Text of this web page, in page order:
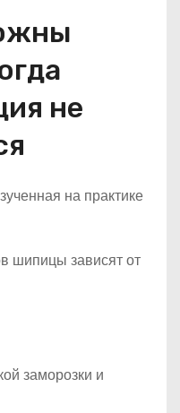
не
на практике
шипицы зависят от
заморозки и